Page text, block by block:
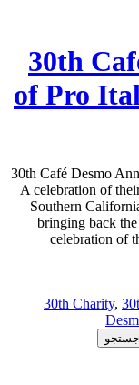
30th
of Pro
30th Café Desmo
A celebration of
Southern
bringing back
celebration of
30th Charity,